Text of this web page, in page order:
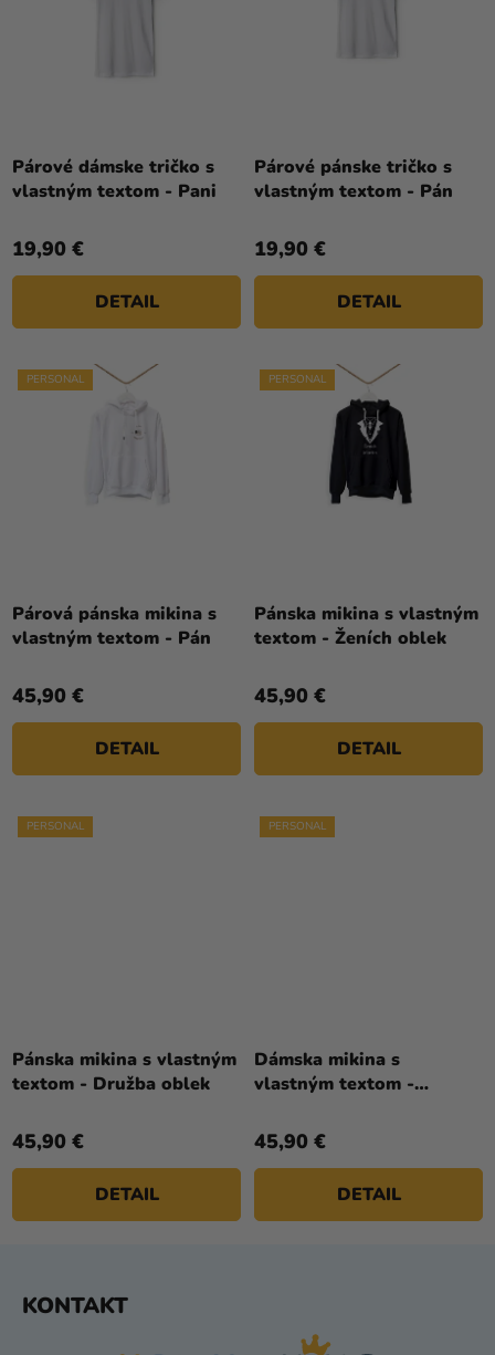
Párové dámske tričko s
vlastným textom - Pani
19,90 €
DETAIL
Párové pánske tričko s
vlastným textom - Pán
19,90 €
DETAIL
PERSONAL
Párová pánska mikina s
vlastným textom - Pán
45,90 €
DETAIL
PERSONAL
Pánska mikina s vlastným
textom - Ženích oblek
45,90 €
DETAIL
PERSONAL
Pánska mikina s vlastným
textom - Družba oblek
45,90 €
DETAIL
PERSONAL
Dámska mikina s
vlastným textom -
45,90 €
DETAIL
KONTAKT